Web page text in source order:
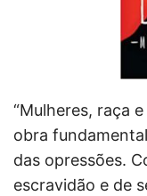
“Mulheres, raça
obra
das opressões.
escravidão e de